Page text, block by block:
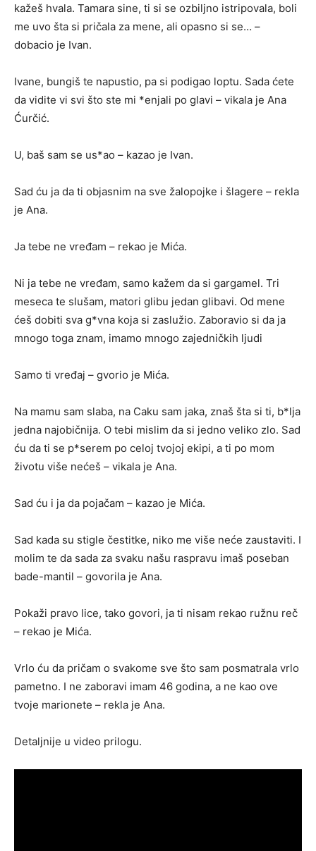
kažeš hvala. Tamara sine, ti si se ozbiljno istripovala, boli
me uvo šta si pričala za mene, ali opasno si se… –
dobacio je Ivan.
Ivane, bungiš te napustio, pa si podigao loptu. Sada ćete
da vidite vi svi što ste mi *enjali po glavi – vikala je Ana
Ćurčić.
U, baš sam se us*ao – kazao je Ivan.
Sad ću ja da ti objasnim na sve žalopojke i šlagere – rekla
je Ana.
Ja tebe ne vređam – rekao je Mića.
Ni ja tebe ne vređam, samo kažem da si gargamel. Tri
meseca te slušam, matori glibu jedan glibavi. Od mene
ćeš dobiti sva g*vna koja si zaslužio. Zaboravio si da ja
mnogo toga znam, imamo mnogo zajedničkih ljudi
Samo ti vređaj – gvorio je Mića.
Na mamu sam slaba, na Caku sam jaka, znaš šta si ti, b*lja
jedna najobičnija. O tebi mislim da si jedno veliko zlo. Sad
ću da ti se p*serem po celoj tvojoj ekipi, a ti po mom
životu više nećeš – vikala je Ana.
Sad ću i ja da pojačam – kazao je Mića.
Sad kada su stigle čestitke, niko me više neće zaustaviti. I
molim te da sada za svaku našu raspravu imaš poseban
bade-mantil – govorila je Ana.
Pokaži pravo lice, tako govori, ja ti nisam rekao ružnu reč
– rekao je Mića.
Vrlo ću da pričam o svakome sve što sam posmatrala vrlo
pametno. I ne zaboravi imam 46 godina, a ne kao ove
tvoje marionete – rekla je Ana.
Detaljnije u video prilogu.